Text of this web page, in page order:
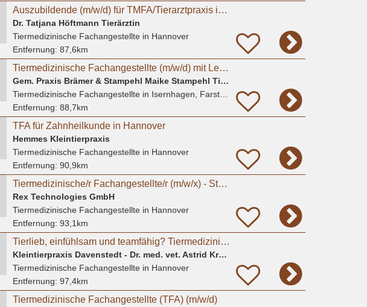
Auszubildende (m/w/d) für TMFA/Tierarztpraxis in Hannover gesucht
Dr. Tatjana Höftmann Tierärztin
Tiermedizinische Fachangestelltein Hannover
Entfernung: 87,6km
Tiermedizinische Fachangestellte (m/w/d) mit Leidenschaft für Kleintiere gesucht
Gem. Praxis Brämer & Stampehl Maike Stampehl Tierarztpraxis
Tiermedizinische Fachangestelltein Isernhagen, Farster Bauerschaft
Entfernung: 88,7km
TFA für Zahnheilkunde in Hannover
Hemmes Kleintierpraxis
Tiermedizinische Fachangestelltein Hannover
Entfernung: 90,9km
Tiermedizinische/r Fachangestellte/r (m/w/x) - Standort Hannover
Rex Technologies GmbH
Tiermedizinische Fachangestelltein Hannover
Entfernung: 93,1km
Tierlieb, einfühlsam und teamfähig? Tiermedizinische Fachangestellte(m/w/d), Tierpfleger*in
Kleintierpraxis Davenstedt - Dr. med. vet. Astrid Krause-Lürig
Tiermedizinische Fachangestelltein Hannover
Entfernung: 97,4km
Tiermedizinische Fachangestellte (TFA) (m/w/d)